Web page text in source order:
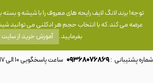
توجه! برند لانگ لایف رایحه های معروف را با شیشه و
عرضه می کند.که با انتخاب حجم هر ادکلنی می توانید
بفرمایید. آموزش خرید از سایت
شماره پشتیبانی :09368076869